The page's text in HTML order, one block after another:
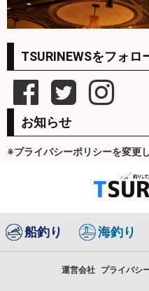
TSURINEWSをフォロ
お知らせ
※プライバシーポリシーを変更
船釣り 海釣り
運営会社 プライバシ